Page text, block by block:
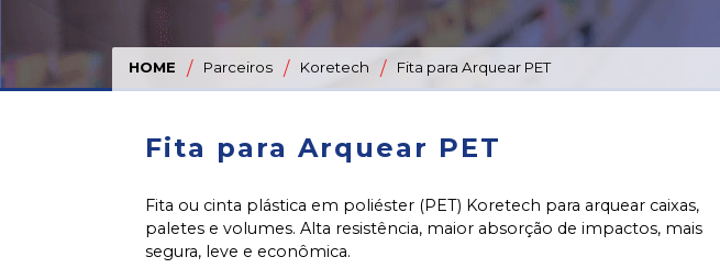
HOME / Parceiros / Koretech / Fita para Arquear PET
Fita para Arquear PET
Fita ou cinta plástica em poliéster (PET) Koretech para arquear caixas,
paletes e volumes. Alta resistência, maior absorção de impactos, mais
segura, leve e econômica.
*: